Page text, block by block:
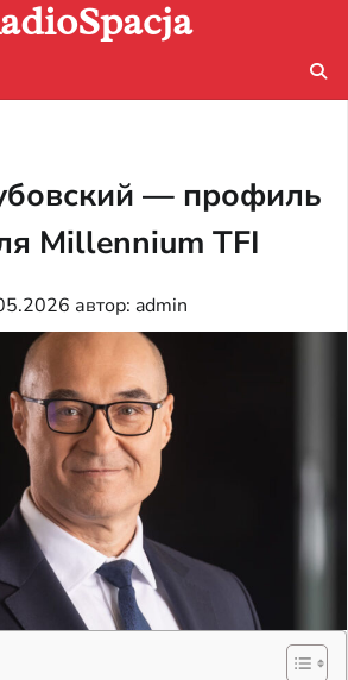
— профиль
Millennium TFI
автор: admin